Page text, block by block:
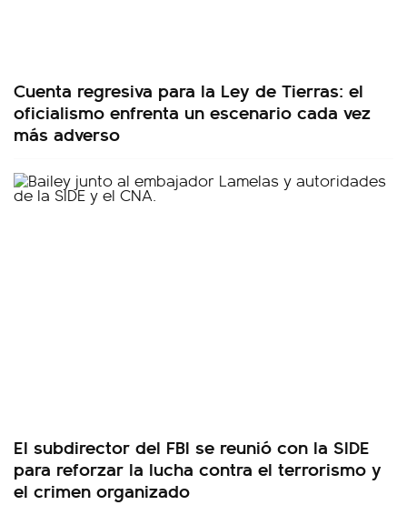
Cuenta regresiva para la Ley de Tierras: el
oficialismo enfrenta un escenario cada vez
más adverso
El subdirector del FBI se reunió con la SIDE
para reforzar la lucha contra el terrorismo y
el crimen organizado